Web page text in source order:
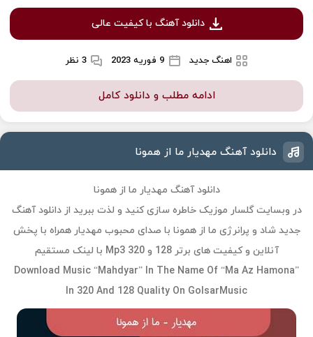
دانلود آهنگ با کیفیت عالی
اهنگ جدید 9 فوریه 2023 3 نظر
ادامه مطلب و دانلود کامل
دانلود آهنگ مهدیار ما از همونا
دانلود آهنگ مهدیار ما از همونا
در وبسایت گلسار موزیک خاطره سازی کنید و لذت ببرید از دانلود آهنگ
جدید شاد و پرانرژی ما از همونا با صدای محبوب مهدیار همراه با پخش
آنلاین و کیفیت های برتر 128 و 320 Mp3 با لینک مستقیم
Download Music “Mahdyar” In The Name Of “Ma Az Hamona”
In 320 And 128 Quality On GolsarMusic